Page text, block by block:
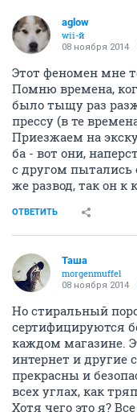
aglow
wii-й
08 ноября 2014
Этот феномен мне
Помню времена,
было тыщу раз
прессу (в те
Приезжаем на
ба - вот они,
с другом пытались
же развод, так он к
ОТВЕТИТЬ
Таша
morgenmuffel
08 ноября 2014
Но стиральный
сертифицируются
каждом магазине.
интернет и другие
прекрасны и
всех углах, как
Хотя чего это я?